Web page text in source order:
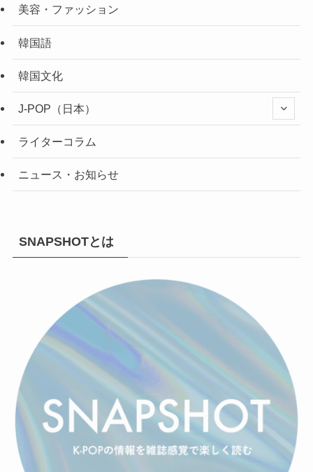
美容・ファッション
韓国語
韓国文化
J-POP（日本）
ライターコラム
ニュース・お知らせ
SNAPSHOTとは